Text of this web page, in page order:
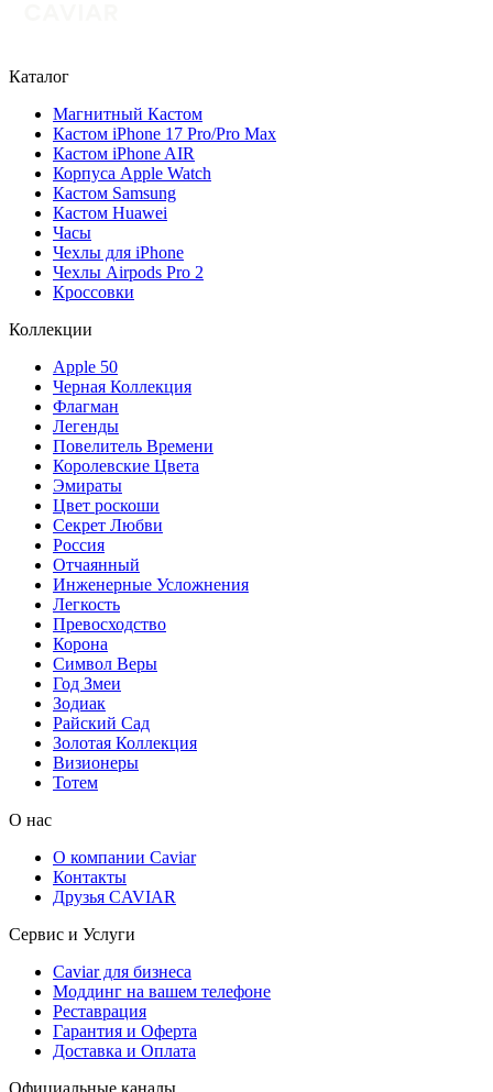
Каталог
Магнитный Кастом
Кастом iPhone 17 Pro/Pro Max
Кастом iPhone AIR
Корпуса Apple Watch
Кастом Samsung
Кастом Huawei
Часы
Чехлы для iPhone
Чехлы Airpods Pro 2
Кроссовки
Коллекции
Apple 50
Черная Коллекция
Флагман
Легенды
Повелитель Времени
Королевские Цвета
Эмираты
Цвет роскоши
Секрет Любви
Россия
Отчаянный
Инженерные Усложнения
Легкость
Превосходство
Корона
Символ Веры
Год Змеи
Зодиак
Райский Сад
Золотая Коллекция
Визионеры
Тотем
О нас
О компании Caviar
Контакты
Друзья CAVIAR
Сервис и Услуги
Caviar для бизнеса
Моддинг на вашем телефоне
Реставрация
Гарантия и Оферта
Доставка и Оплата